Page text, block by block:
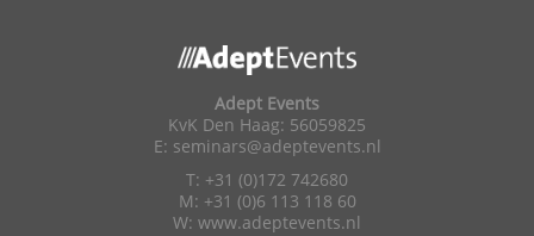
Adept Events
KvK Den Haag: 56059825
E: seminars@adeptevents.nl
T: +31 (0)172 742680
M: +31 (0)6 113 118 60
W: www.adeptevents.nl